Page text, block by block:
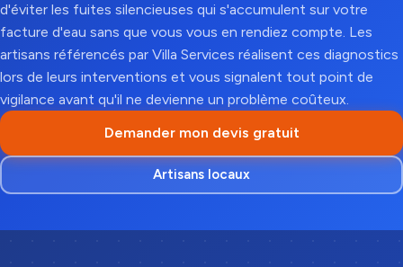
d'éviter les fuites silencieuses qui s'accumulent sur votre
facture d'eau sans que vous vous en rendiez compte. Les
artisans référencés par Villa Services réalisent ces diagnostics
lors de leurs interventions et vous signalent tout point de
vigilance avant qu'il ne devienne un problème coûteux.
Demander mon devis gratuit
Artisans locaux